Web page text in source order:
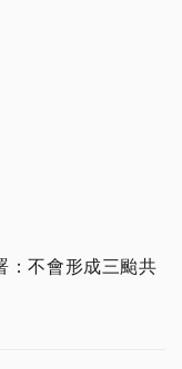
：不會形成三颱共